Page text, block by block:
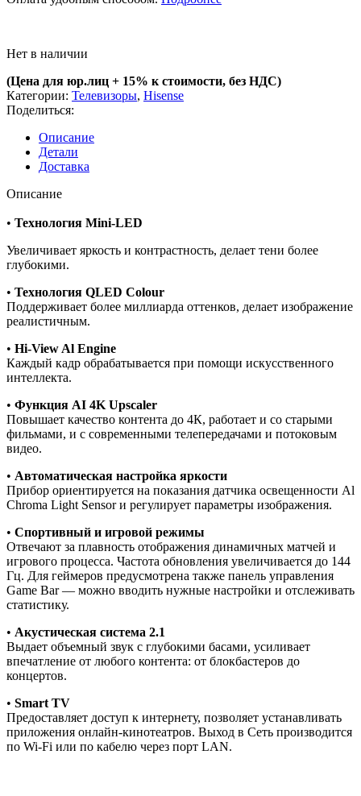
Нет в наличии
(Цена для юр.лиц + 15% к стоимости, без НДС)
Категории: Телевизоры, Hisense
Поделиться:
Описание
Детали
Доставка
Описание
• Технология Mini-LED
Увеличивает яркость и контрастность, делает тени более
глубокими.
• Технология QLED Colour
Поддерживает более миллиарда оттенков, делает изображение
реалистичным.
• Hi-View Al Engine
Каждый кадр обрабатывается при помощи искусственного
интеллекта.
• Функция AI 4K Upscaler
Повышает качество контента до 4К, работает и со старыми
фильмами, и с современными телепередачами и потоковым
видео.
• Автоматическая настройка яркости
Прибор ориентируется на показания датчика освещенности Al
Chroma Light Sensor и регулирует параметры изображения.
• Спортивный и игровой режимы
Отвечают за плавность отображения динамичных матчей и
игрового процесса. Частота обновления увеличивается до 144
Гц. Для геймеров предусмотрена также панель управления
Game Bar — можно вводить нужные настройки и отслеживать
статистику.
• Акустическая система 2.1
Выдает объемный звук с глубокими басами, усиливает
впечатление от любого контента: от блокбастеров до
концертов.
• Smart TV
Предоставляет доступ к интернету, позволяет устанавливать
приложения онлайн-кинотеатров. Выход в Сеть производится
по Wi-Fi или по кабелю через порт LAN.